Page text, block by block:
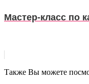
Мастер-класс по
Также Вы можете